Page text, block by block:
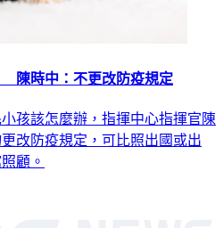
陳時中：不更改防疫規定
孩該怎麼辦，指揮中心指揮官陳
改防疫規定，可比照出國或出
顧。